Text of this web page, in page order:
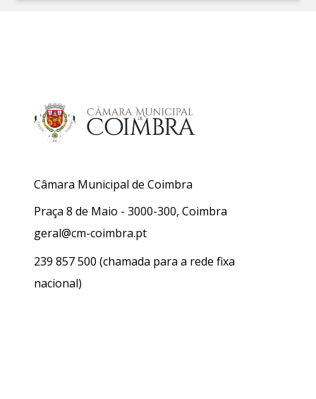
Câmara Municipal de Coimbra
Praça 8 de Maio - 3000-300, Coimbra
geral@cm-coimbra.pt
239 857 500 (chamada para a rede fixa
nacional)